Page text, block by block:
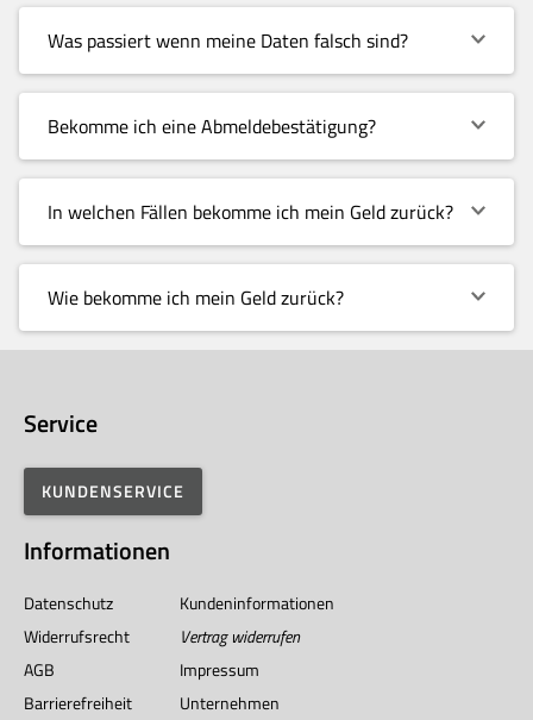
Was passiert wenn meine Daten falsch sind?
Bekomme ich eine Abmeldebestätigung?
In welchen Fällen bekomme ich mein Geld zurück?
Wie bekomme ich mein Geld zurück?
Service
KUNDENSERVICE
Informationen
Datenschutz
Kundeninformationen
Widerrufsrecht
Vertrag widerrufen
AGB
Impressum
Barrierefreiheit
Unternehmen